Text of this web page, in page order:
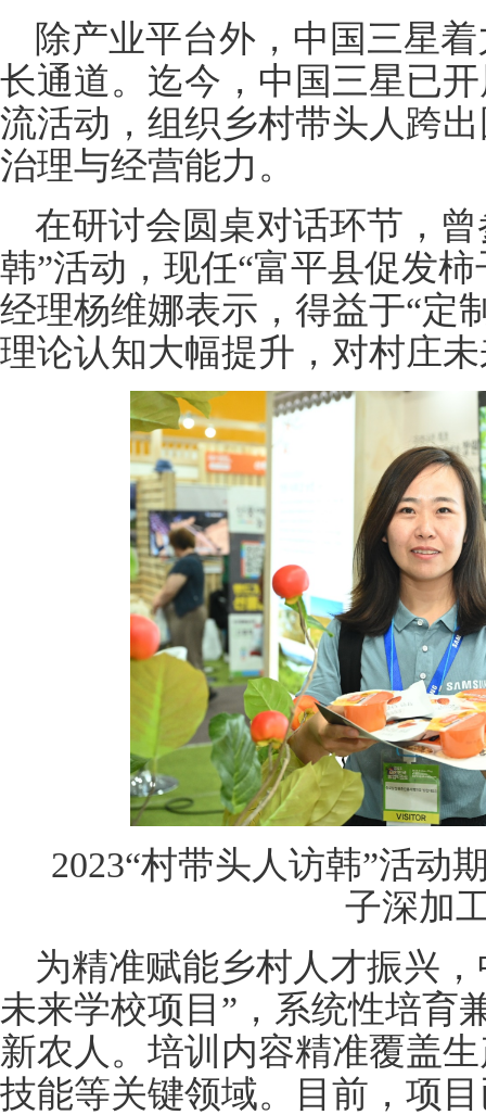
除产业平台外，中国三星
长通道。迄今，中国三星已
流活动，组织乡村带头人跨
治理与经营能力。
在研讨会圆桌对话环节，
韩”活动，现任“富平县促发
经理杨维娜表示，得益于“定
理论认知大幅提升，对村庄
2023“村带头人访韩”活动
子深加
为精准赋能乡村人才振兴
未来学校项目”，系统性培育
新农人。培训内容精准覆盖
技能等关键领域。目前，项